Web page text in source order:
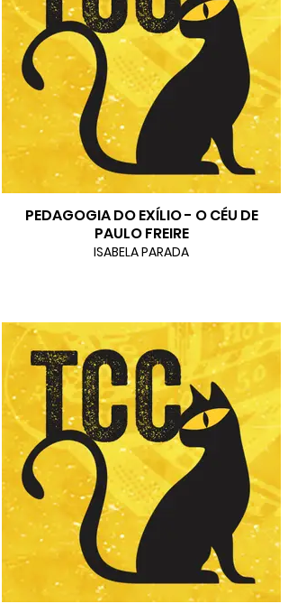
PEDAGOGIA DO EXÍLIO - O CÉU DE
PAULO FREIRE
ISABELA PARADA